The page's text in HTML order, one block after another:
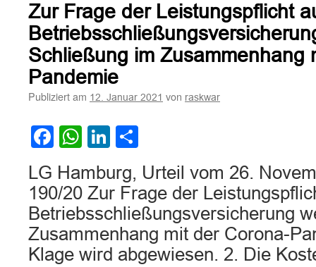
Zur Frage der Leistungspflicht
Schließung im Zusammenhang
Pandemie
Publiziert am 12. Januar 2021 von raskwar
Facebook
WhatsApp
LinkedIn
LG Hamburg, Urteil vom 26.
190/20 Zur Frage der
Betriebsschließungsversicherung
Zusammenhang mit der Corona-
Klage wird abgewiesen. 2. Die